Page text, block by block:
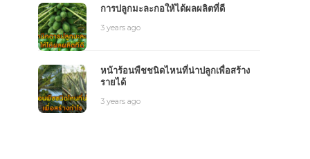
การปลูกมะละกอให้ได้ผลผลิตที่ดี
3 years ago
หน้าร้อนพืชชนิดไหนที่น่าปลูกเพื่อสร้าง
รายได้
3 years ago